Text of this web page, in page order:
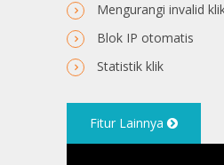
Mengurangi invalid
Blok IP otomatis
Statistik klik
Fitur Lainnya